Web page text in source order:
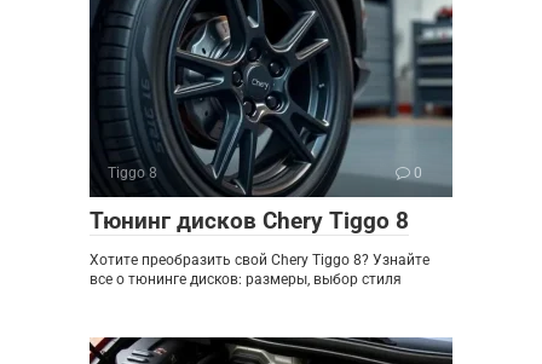
Tiggo 8 0
Тюнинг дисков Chery Tiggo 8
Хотите преобразить свой Chery Tiggo 8? Узнайте
все о тюнинге дисков: размеры, выбор стиля